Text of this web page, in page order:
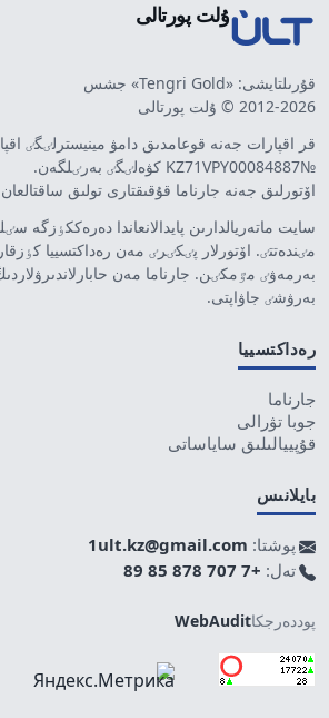
ۇلت پورتالى
قۇرىلتايشى: «Tengri Gold» جشس
2012-2026 © ۇلت پورتالى
قر اقپارات جەنە قوعامدىق دامۋ مينيسترلٸگٸ
№KZ71VPY00084887 كۋەلٸگٸ بەرٸلگەن.
اۆتورلىق جەنە جارناما قۇقىقتارى تولىق
سايت ماتەريالدارىن پايدالانعاندا دەرەككٶزگە
مٸندەتتٸ. اۆتورلار پٸكٸرٸ مەن رەداكتسييا
بەرمەۋٸ مٷمكٸن. جارناما مەن
بەرۋشٸ جاۋاپتى.
رەداكتسييا
جارناما
جوبا تۋرالى
قۇپييالىلىق ساياساتى
بايلانىس
پوشتا: 1ult.kz@gmail.com
تەل: +7 707 878 85 89
پوددەرجكاWebAudit